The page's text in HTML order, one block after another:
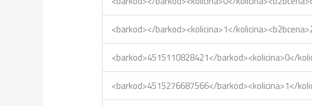
<barkod></barkod><kolicina>1</
<barkod>4515110828421</barkod><kolicina>0</
<barkod>4515276687566</barkod><kolicina>1</